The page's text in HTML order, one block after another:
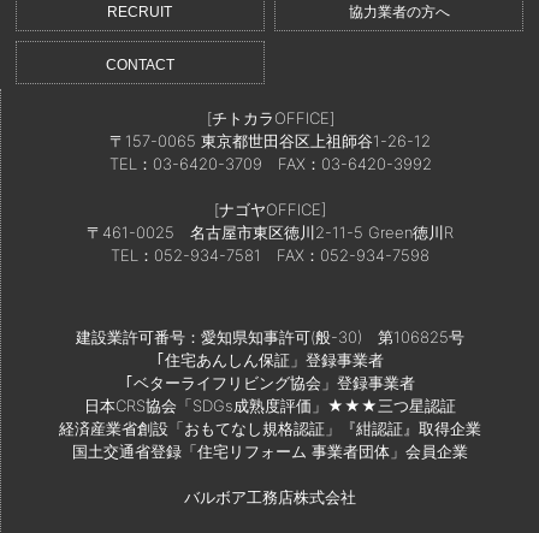
RECRUIT 協力業者の方へ
CONTACT
[チトカラOFFICE]
〒157-0065 東京都世田谷区上祖師谷1-26-12
TEL：03-6420-3709 FAX：03-6420-3992
[ナゴヤOFFICE]
〒461-0025 名古屋市東区徳川2-11-5 Green徳川R
TEL：052-934-7581
FAX：052-934-7598
建設業許可番号：愛知県知事許可(般-30) 第106825号
｢住宅あんしん保証」登録事業者
｢ベターライフリビング協会」登録事業者
日本CRS協会「SDGs成熟度評価」★★★三つ星認証
経済産業省創設「おもてなし規格認証」『紺認証』取得企業
国土交通省登録「住宅リフォーム 事業者団体」会員企業
バルボア工務店株式会社